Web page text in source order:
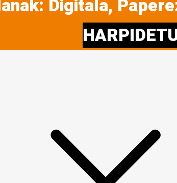
Digitala,